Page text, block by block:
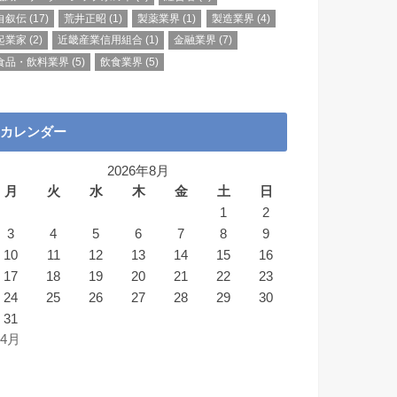
叙伝 (17) 荒井正昭 (1) 製薬業界 (1) 製造業界 (4)
業家 (2) 近畿産業信用組合 (1) 金融業界 (7)
品・飲料業界 (5) 飲食業界 (5)
カレンダー
2026年8月
月
火 水 木 金 土
日
1
2
3
4 5 6 7 8
9
10
11 12 13 14 15
16
17
18 19 20 21 22
23
24
25 26 27 28 29
30
31
月